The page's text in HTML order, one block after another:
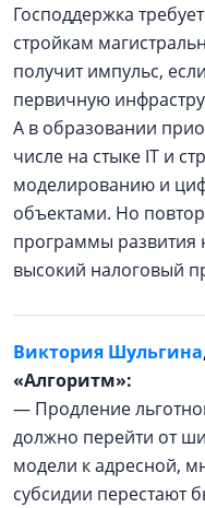
Господдержка
стройкам
получит импульс,
первичную
А в образовании
числе на стыке IT и
моделированию и
объектами. Но
программы развития
высокий налоговый
Виктория Шульгина
«Алгоритм»:
— Продление
должно перейти от
модели к адресной,
субсидии перестают